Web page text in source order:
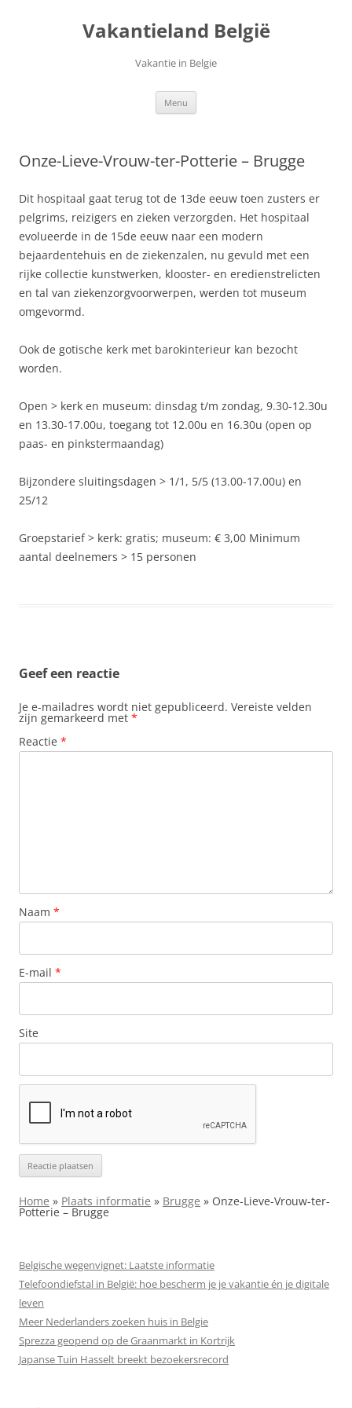
Vakantieland België
Vakantie in Belgie
Menu
Onze-Lieve-Vrouw-ter-Potterie – Brugge
Dit hospitaal gaat terug tot de 13de eeuw toen zusters er
pelgrims, reizigers en zieken verzorgden. Het hospitaal
evolueerde in de 15de eeuw naar een modern
bejaardentehuis en de ziekenzalen, nu gevuld met een
rijke collectie kunstwerken, klooster- en eredienstrelicten
en tal van ziekenzorgvoorwerpen, werden tot museum
omgevormd.
Ook de gotische kerk met barokinterieur kan bezocht
worden.
Open > kerk en museum: dinsdag t/m zondag, 9.30-12.30u
en 13.30-17.00u, toegang tot 12.00u en 16.30u (open op
paas- en pinkstermaandag)
Bijzondere sluitingsdagen > 1/1, 5/5 (13.00-17.00u) en
25/12
Groepstarief > kerk: gratis; museum: € 3,00 Minimum
aantal deelnemers > 15 personen
Geef een reactie
Je e-mailadres wordt niet gepubliceerd. Vereiste velden
zijn gemarkeerd met *
Reactie *
Naam *
E-mail *
Site
Home » Plaats informatie » Brugge » Onze-Lieve-Vrouw-ter-
Potterie – Brugge
Belgische wegenvignet: Laatste informatie
Telefoondiefstal in België: hoe bescherm je je vakantie én je digitale
leven
Meer Nederlanders zoeken huis in Belgie
Sprezza geopend op de Graanmarkt in Kortrijk
Japanse Tuin Hasselt breekt bezoekersrecord